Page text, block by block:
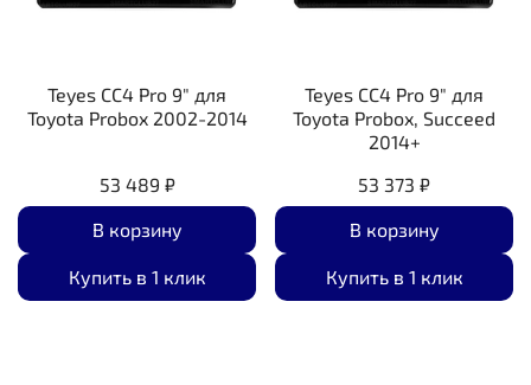
Teyes CC4 Pro 9" для
Toyota Probox 2002-2014
53 489 ₽
В корзину
Купить в 1 клик
Teyes CC4 Pro 9" для
Toyota Probox, Succeed
2014+
53 373 ₽
В корзину
Купить в 1 клик